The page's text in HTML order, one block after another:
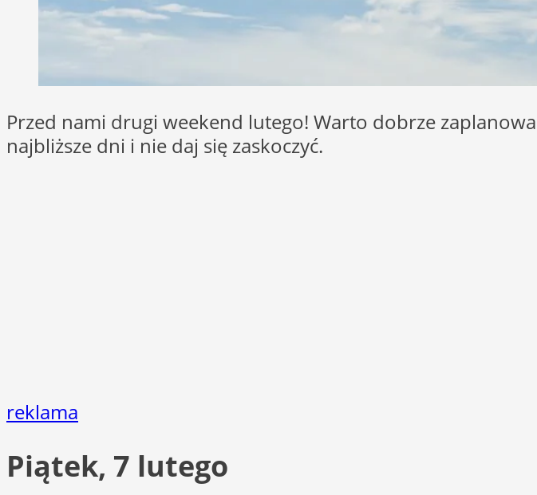
Przed nami drugi weekend lutego! Warto dobrze
najbliższe dni i nie daj się zaskoczyć.
reklama
Piątek, 7 lutego